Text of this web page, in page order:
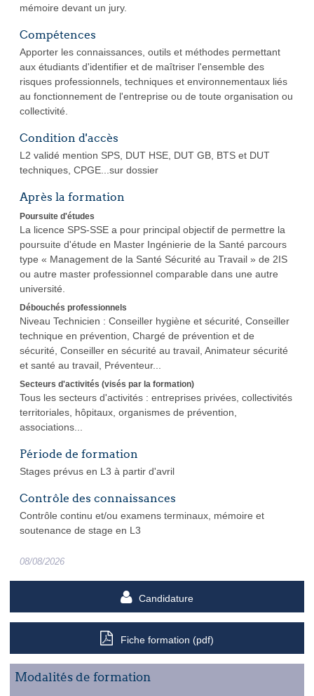
mémoire devant un jury.
Compétences
Apporter les connaissances, outils et méthodes permettant
aux étudiants d'identifier et de maîtriser l'ensemble des
risques professionnels, techniques et environnementaux liés
au fonctionnement de l'entreprise ou de toute organisation ou
collectivité.
Condition d'accès
L2 validé mention SPS, DUT HSE, DUT GB, BTS et DUT
techniques, CPGE...sur dossier
Après la formation
Poursuite d'études
La licence SPS-SSE a pour principal objectif de permettre la
poursuite d'étude en Master Ingénierie de la Santé parcours
type « Management de la Santé Sécurité au Travail » de 2IS
ou autre master professionnel comparable dans une autre
université.
Débouchés professionnels
Niveau Technicien : Conseiller hygiène et sécurité, Conseiller
technique en prévention, Chargé de prévention et de
sécurité, Conseiller en sécurité au travail, Animateur sécurité
et santé au travail, Préventeur...
Secteurs d'activités (visés par la formation)
Tous les secteurs d'activités : entreprises privées, collectivités
territoriales, hôpitaux, organismes de prévention,
associations...
Période de formation
Stages prévus en L3 à partir d'avril
Contrôle des connaissances
Contrôle continu et/ou examens terminaux, mémoire et
soutenance de stage en L3
08/08/2026
Candidature
Fiche formation (pdf)
Modalités de formation